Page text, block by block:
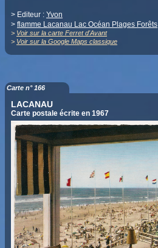
> Editeur : Yvon
> flamme Lacanau Lac Océan Plages Forêts
> Voir sur la carte Ferret d'Avant
> Voir sur la Google Maps classique
Carte n° 166
LACANAU
Carte postale écrite en 1967